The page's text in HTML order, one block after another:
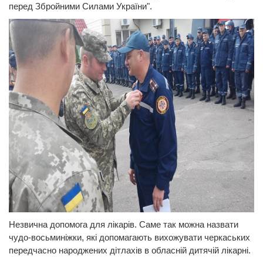
перед Збройними Силами України".
Незвична допомога для лікарів. Саме так можна назвати
чудо-восьминіжки, які допомагають вихожувати черкаських
передчасно народжених дітлахів в обласній дитячій лікарні.